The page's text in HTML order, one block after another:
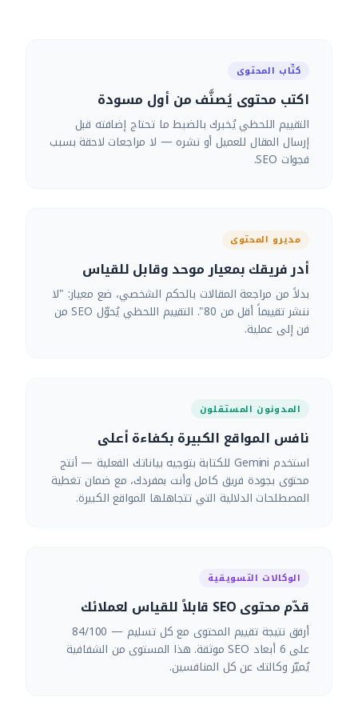
كتّاب المحتوى
اكتب محتوى يُصنَّف من أول مسودة
التقييم اللحظي يُخبرك بالضبط ما تحتاج إضافته قبل
إرسال المقال للعميل أو نشره — لا مراجعات لاحقة بسبب
فجوات SEO.
مديرو المحتوى
أدر فريقك بمعيار موحد وقابل للقياس
بدلاً من مراجعة المقالات بالحكم الشخصي، ضع معيار: "لا
ننشر تقييماً أقل من 80". التقييم اللحظي يُحوّل SEO من
فن إلى عملية.
المدونون المستقلون
نافس المواقع الكبيرة بكفاءة أعلى
استخدم Gemini للكتابة بتوجيه بياناتك الفعلية — أنتج
محتوى بجودة فريق كامل وأنت بمفردك، مع ضمان تغطية
المصطلحات الدلالية التي تتجاهلها المواقع الكبيرة.
الوكالات التسويقية
قدّم محتوى SEO قابلاً للقياس لعملائك
أرفق نتيجة تقييم المحتوى مع كل تسليم — 84/100
على 6 أبعاد SEO موثقة. هذا المستوى من الشفافية
يُميّز وكالتك عن كل المنافسين.